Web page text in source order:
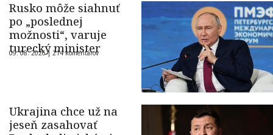
Rusko môže siahnuť
po „poslednej
možnosti“, varuje
turecký minister
09. 08. 2026 | 214 komentárov
Ukrajina chce už na
jeseň zasahovať